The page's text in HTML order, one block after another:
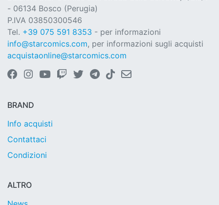
- 06134 Bosco (Perugia)
P.IVA 03850300546
Tel. +39 075 591 8353 - per informazioni
info@starcomics.com, per informazioni sugli acquisti
acquistaonline@starcomics.com
BRAND
Info acquisti
Contattaci
Condizioni
ALTRO